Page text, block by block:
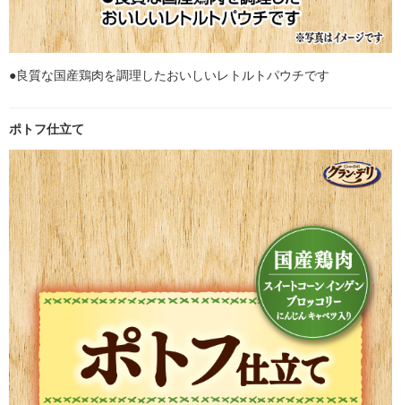
●良質な国産鶏肉を調理したおいしいレトルトパウチです
ポトフ仕立て